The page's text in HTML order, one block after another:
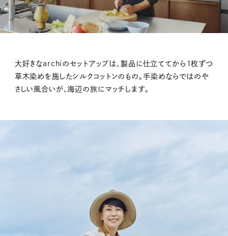
M
大好きなarchiのセットアップは、製品に仕立ててから１枚ずつ
草木染めを施したシルクコットンのもの。手染めならではのや
さしい風合いが、海辺の旅にマッチします。